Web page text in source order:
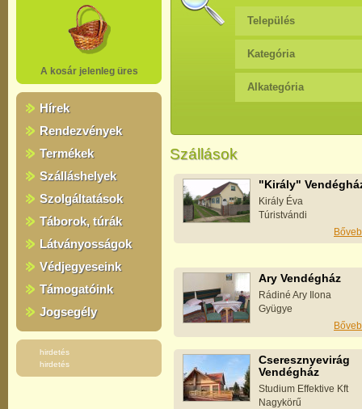
A kosár jelenleg üres
Hírek
Rendezvények
Termékek
Szálláshelyek
Szolgáltatások
Táborok, túrák
Látványosságok
Védjegyeseink
Támogatóink
Jogsegély
hirdetés
hirdetés
Település
Kategória
Alkategória
Szállások
"Király"
Király Éva
Túristvándi
Ary Vendégház
Rádiné Ary Ilona
Gyügye
Cseresznyevirág
Vendégház
Studium Effektive Kft
Nagykörű